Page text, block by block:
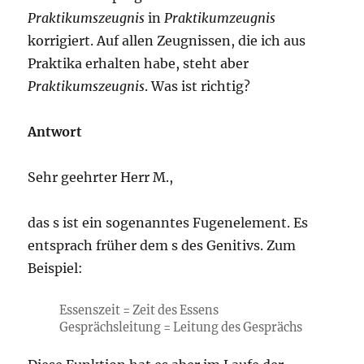
Praktikumszeugnis inPraktikumzeugnis
korrigiert. Auf allen Zeugnissen, die ich aus
Praktika erhalten habe, steht aber
Praktikumszeugnis. Was ist richtig?
Antwort
Sehr geehrter Herr M.,
das s ist ein sogenanntes Fugenelement. Es
entsprach früher dem s des Genitivs. Zum
Beispiel:
Essenszeit = Zeit des Essens
Gesprächsleitung = Leitung des Gesprächs